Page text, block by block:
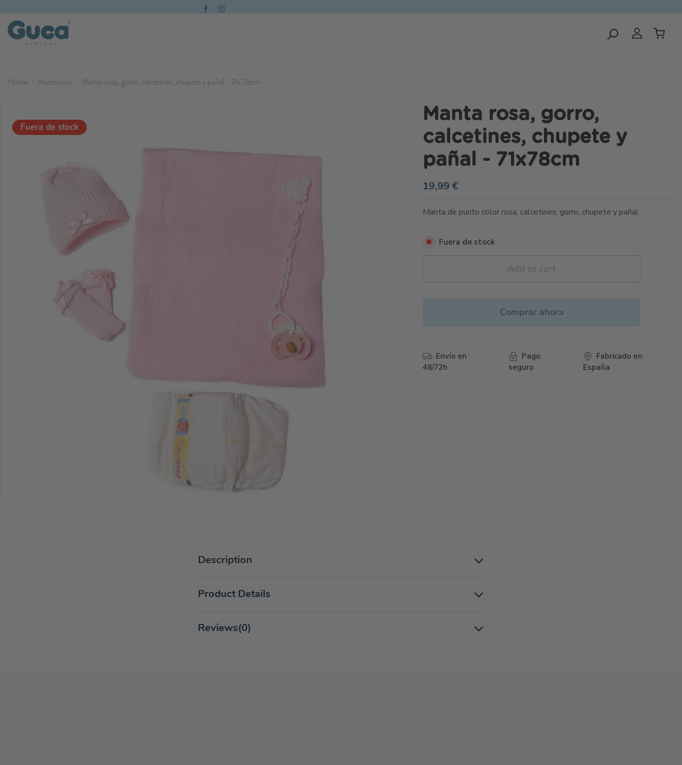
Home Accesorios Manta rosa, gorro, calcetines, chupete y pañal - 71x78cm
Fuera de stock
Manta rosa, gorro,
calcetines, chupete y
pañal - 71x78cm
19,99 €
Manta de punto color rosa, calcetines, gorro, chupete y pañal.
Fuera de stock
Add to cart
Comprar ahora
Envío en
48/72h
Pago
seguro
Fabricado en
España
Description
Product Details
Reviews(0)